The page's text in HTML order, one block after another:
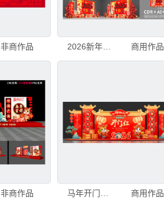
非商作品 2026新年美陈 商用作品
非商作品 马年开门红美陈 商用作品